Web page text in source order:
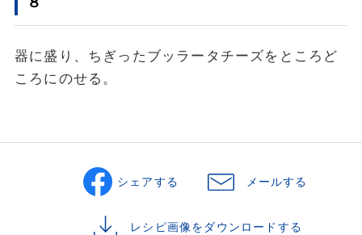
器に盛り、ちぎったブッラータチーズをところど
ころにのせる。
シェアする メールする
レシピ画像をダウンロードする